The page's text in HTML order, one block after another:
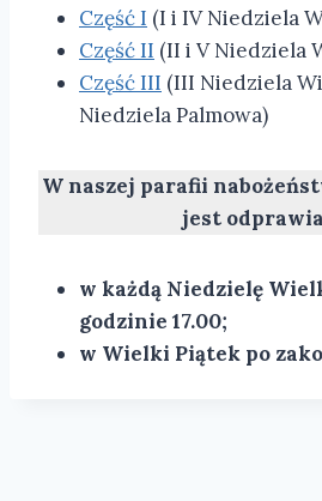
Część I (I i IV Niedziela
Część II (II i V Niedziela
Część III (III Niedziela
Niedziela Palmowa)
W naszej parafii
jest
w każdą Niedzielę
godzinie 17.00;
w Wielki Piątek po